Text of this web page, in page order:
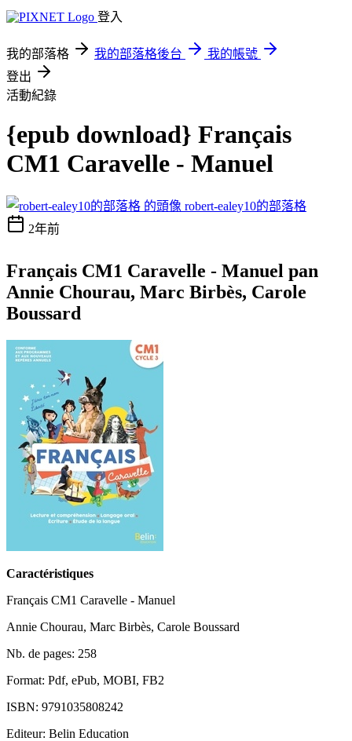
登入
我的部落格 我的部落格後台
我的帳號
登出
活動紀錄
{epub download} Français
CM1 Caravelle - Manuel
robert-ealey10的部落格
2年前
Français CM1 Caravelle - Manuel pan
Annie Chourau, Marc Birbès, Carole
Boussard
Caractéristiques
Français CM1 Caravelle - Manuel
Annie Chourau, Marc Birbès, Carole Boussard
Nb. de pages: 258
Format: Pdf, ePub, MOBI, FB2
ISBN: 9791035808242
Editeur: Belin Education